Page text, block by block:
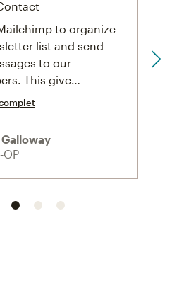
to organize
list and send
to our
This give…